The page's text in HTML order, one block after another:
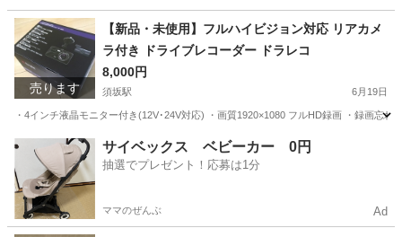
長野 須坂市 須坂駅 おもちゃ バイオレット
売ります
【新品・未使用】フルハイビジョン対応 リアカメ
ラ付き ドライブレコーダー ドラレコ
8,000円
須坂駅 6月19日
・4インチ液晶モニター付き(12V･24V対応) ・画質1920×1080 フルHD録画 ・録画忘
須坂市 須坂駅 車のパーツ ドラレコ
サイベックス ベビーカー 0円
抽選でプレゼント！応募は1分
ママのぜんぶ Ad